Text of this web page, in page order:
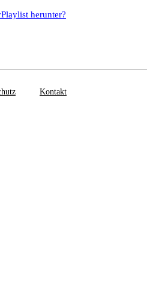
herunter?
Kontakt